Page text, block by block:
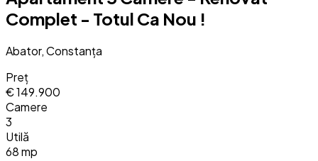
Complet - Totul Ca Nou !
Abator, Constanța
Preț
€ 149.900
Camere
3
Utilă
68 mp